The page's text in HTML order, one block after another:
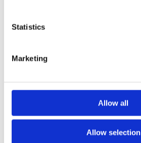
Statistics
Marketing
Allow all
Allow selection